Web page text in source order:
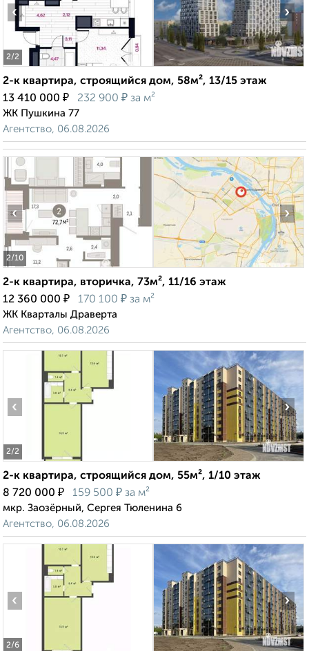
2/2
‹ ›
2-к квартира, строящийся дом, 58м², 13/15 этаж
13 410 000 ₽ 232 900 ₽ за м²
ЖК Пушкина 77
Агентство, 06.08.2026
2/10
‹ ›
2-к квартира, вторичка, 73м², 11/16 этаж
12 360 000 ₽ 170 100 ₽ за м²
ЖК Кварталы Драверта
Агентство, 06.08.2026
2/2
‹ ›
2-к квартира, строящийся дом, 55м², 1/10 этаж
8 720 000 ₽ 159 500 ₽ за м²
мкр. Заозёрный, Сергея Тюленина 6
Агентство, 06.08.2026
2/6
‹ ›